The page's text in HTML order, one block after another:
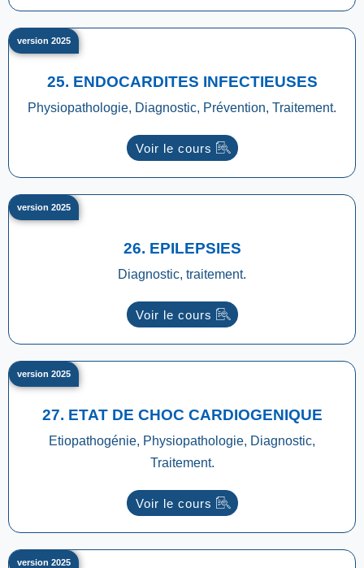
25. ENDOCARDITES INFECTIEUSES
Physiopathologie, Diagnostic, Prévention, Traitement.
Voir le cours
version 2025
26. EPILEPSIES
Diagnostic, traitement.
Voir le cours
version 2025
27. ETAT DE CHOC CARDIOGENIQUE
Etiopathogénie, Physiopathologie, Diagnostic,
Traitement.
Voir le cours
version 2025
version 2025